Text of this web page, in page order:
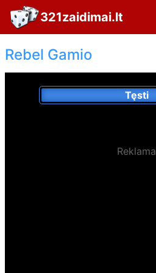
321zaidimai.lt
Rebel Gamio
Tęsti
Reklama